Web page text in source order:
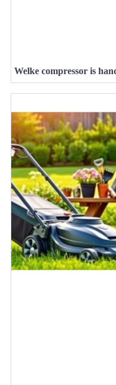
Welke compressor is